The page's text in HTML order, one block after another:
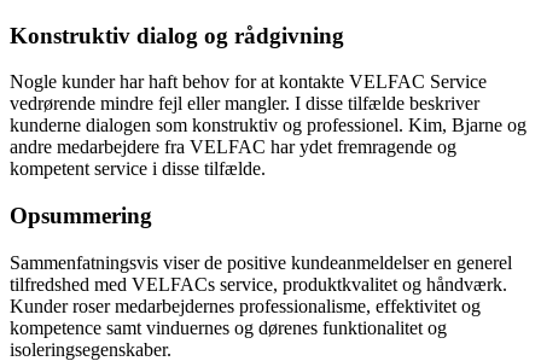
Konstruktiv dialog og rådgivning
Nogle kunder har haft behov for at kontakte VELFAC Service
vedrørende mindre fejl eller mangler. I disse tilfælde beskriver
kunderne dialogen som konstruktiv og professionel. Kim, Bjarne og
andre medarbejdere fra VELFAC har ydet fremragende og
kompetent service i disse tilfælde.
Opsummering
Sammenfatningsvis viser de positive kundeanmeldelser en generel
tilfredshed med VELFACs service, produktkvalitet og håndværk.
Kunder roser medarbejdernes professionalisme, effektivitet og
kompetence samt vinduernes og dørenes funktionalitet og
isoleringsegenskaber.